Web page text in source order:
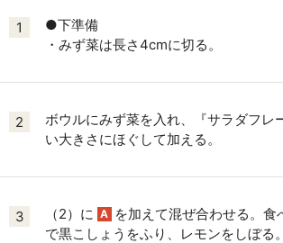
1
●下準備
・みず菜は長さ4cmに切る。
2
ボウルにみず菜を入れ、『サラダフレ
い大きさにほぐして加える。
3 （2）に A を加えて混ぜ合わせる。食
で黒こしょうをふり、レモンをしぼる。